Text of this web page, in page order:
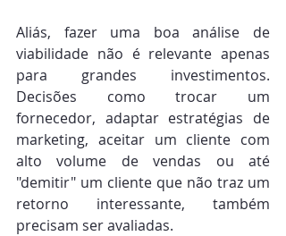
Aliás, fazer uma boa análise de
viabilidade não é relevante apenas
para grandes investimentos.
Decisões como trocar um
fornecedor, adaptar estratégias de
marketing, aceitar um cliente com
alto volume de vendas ou até
"demitir" um cliente que não traz um
retorno interessante, também
precisam ser avaliadas.